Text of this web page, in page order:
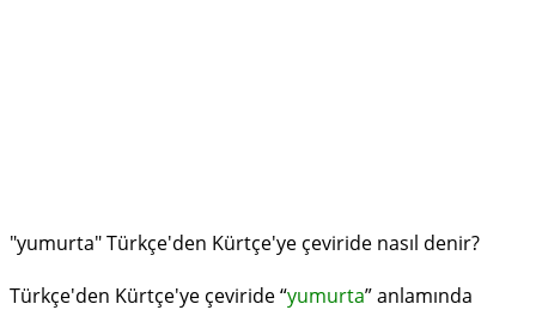
"yumurta" Türkçe'den Kürtçe'ye çeviride nasıl denir?
Türkçe'den Kürtçe'ye çeviride “yumurta” anlamında